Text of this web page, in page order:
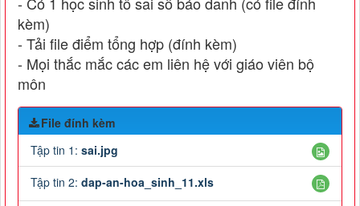
kèm)
- Tải file điểm tổng hợp (đính kèm)
- Mọi thắc mắc các em liên hệ với giáo viên bộ
môn
File đính kèm
Tập tin 1: sai.jpg
Tập tin 2: dap-an-hoa_sinh_11.xls